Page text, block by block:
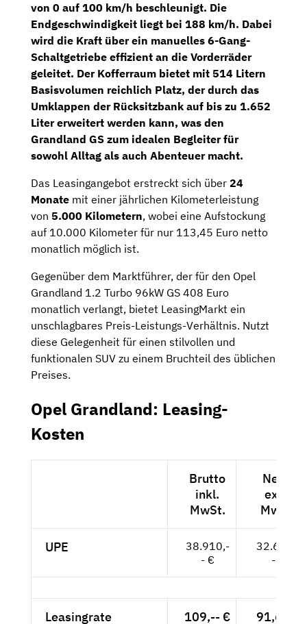
von 0 auf 100 km/h beschleunigt. Die
Endgeschwindigkeit liegt bei 188 km/h. Dabei
wird die Kraft über ein manuelles 6-Gang-
Schaltgetriebe effizient an die Vorderräder
geleitet. Der Kofferraum bietet mit 514 Litern
Basisvolumen reichlich Platz, der durch das
Umklappen der Rücksitzbank auf bis zu 1.652
Liter erweitert werden kann, was den
Grandland GS zum idealen Begleiter für
sowohl Alltag als auch Abenteuer macht.
Das Leasingangebot erstreckt sich über 24
Monate mit einer jährlichen Kilometerleistung
von 5.000 Kilometern, wobei eine Aufstockung
auf 10.000 Kilometer für nur 113,45 Euro netto
monatlich möglich ist.
Gegenüber dem Marktführer, der für den Opel
Grandland 1.2 Turbo 96kW GS 408 Euro
monatlich verlangt, bietet LeasingMarkt ein
unschlagbares Preis-Leistungs-Verhältnis. Nutzt
diese Gelegenheit für einen stilvollen und
funktionalen SUV zu einem Bruchteil des üblichen
Preises.
Opel Grandland: Leasing-
Kosten
Brutto
inkl.
MwSt.
Netto
exkl.
MwSt.
UPE
38.910,-
- €
32.697,-
- €
Leasingrate 109,-- € 91,60 €